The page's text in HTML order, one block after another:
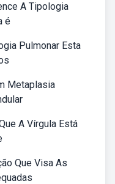
A Tipologia
é
Pulmonar Esta
Metaplasia
A Vírgula Está
Que Visa As